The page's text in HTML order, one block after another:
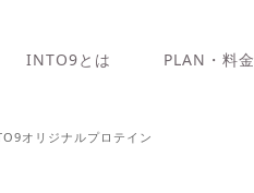
INTO9とは PLAN・料金
オリジナルプロテイン